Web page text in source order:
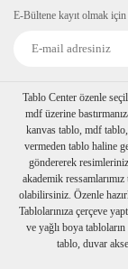
E-Bültene kayıt olmak
Tablo Center özenle
mdf üzerine
kanvas tablo, mdf
vermeden tablo haline
göndererek
akademik
olabilirsiniz. Özenle
Tablolarınıza çerçeve
ve yağlı boya
tablo, duvar